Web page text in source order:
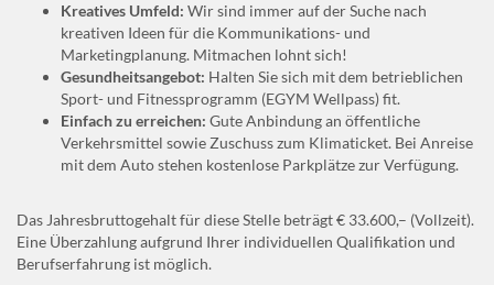
Kreatives Umfeld: Wir sind immer auf der Suche nach
kreativen Ideen für die Kommunikations- und
Marketingplanung. Mitmachen lohnt sich!
Gesundheitsangebot: Halten Sie sich mit dem betrieblichen
Sport- und Fitnessprogramm (EGYM Wellpass) fit.
Einfach zu erreichen: Gute Anbindung an öffentliche
Verkehrsmittel sowie Zuschuss zum Klimaticket. Bei Anreise
mit dem Auto stehen kostenlose Parkplätze zur Verfügung.
Das Jahresbruttogehalt für diese Stelle beträgt € 33.600,– (Vollzeit).
Eine Überzahlung aufgrund Ihrer individuellen Qualifikation und
Berufserfahrung ist möglich.